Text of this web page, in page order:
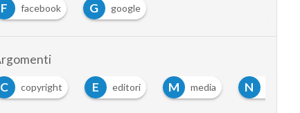
F
facebook G google
C copyright E editori M media N